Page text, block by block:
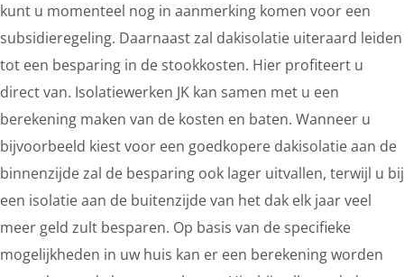
kunt u momenteel nog in aanmerking komen voor een
subsidieregeling. Daarnaast zal dakisolatie uiteraard leiden
tot een besparing in de stookkosten. Hier profiteert u
direct van. Isolatiewerken JK kan samen met u een
berekening maken van de kosten en baten. Wanneer u
bijvoorbeeld kiest voor een goedkopere dakisolatie aan de
binnenzijde zal de besparing ook lager uitvallen, terwijl u bij
een isolatie aan de buitenzijde van het dak elk jaar veel
meer geld zult besparen. Op basis van de specifieke
mogelijkheden in uw huis kan er een berekening worden